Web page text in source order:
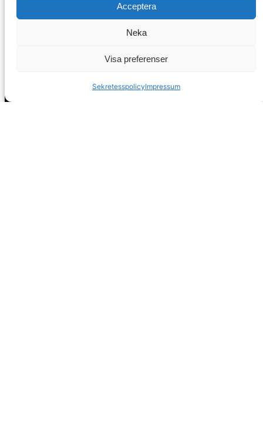
Acceptera
Neka
Visa preferenser
SekretesspolicyImpressum
EST. 2008